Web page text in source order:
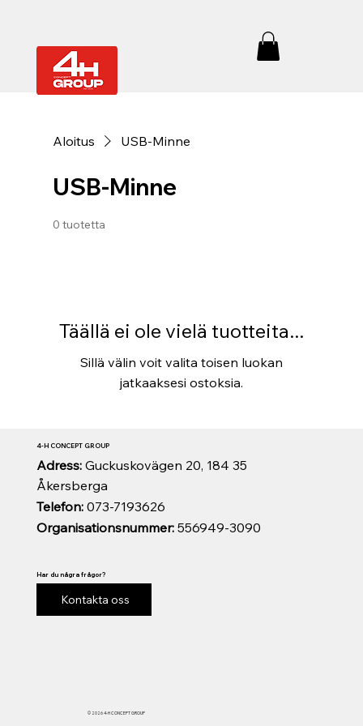
Aloitus USB-Minne
USB-Minne
0 tuotetta
Täällä ei ole vielä tuotteita...
Sillä välin voit valita toisen luokan
jatkaaksesi ostoksia.
© 2026 4-H CONCEPT GROUP
Organisationsnummer:556949-3090
Telefon:073-7193626
Adress: Guckuskovägen 20, 184 35
Åkersberga
4-H CONCEPT GROUP
Har du några frågor?
Kontakta oss